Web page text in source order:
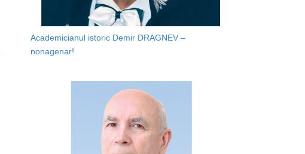
Academicianul istoric Demir DRAGNEV –
nonagenar!